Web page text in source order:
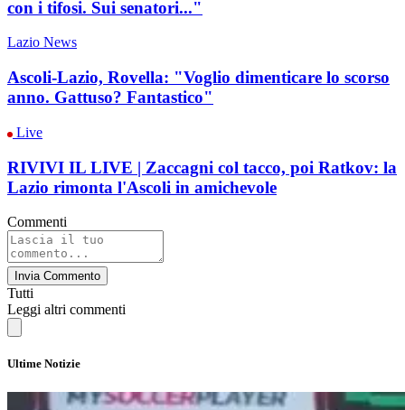
con i tifosi. Sui senatori..."
Lazio News
Ascoli-Lazio, Rovella: "Voglio dimenticare lo scorso
anno. Gattuso? Fantastico"
Live
RIVIVI IL LIVE | Zaccagni col tacco, poi Ratkov: la
Lazio rimonta l'Ascoli in amichevole
Commenti
Invia Commento
Tutti
Leggi altri commenti
Ultime Notizie